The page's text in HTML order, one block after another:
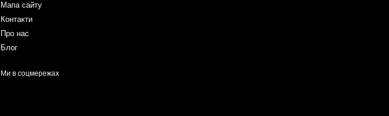
Мапа сайту
Контакти
Про нас
Блог
Ми в соцмережах